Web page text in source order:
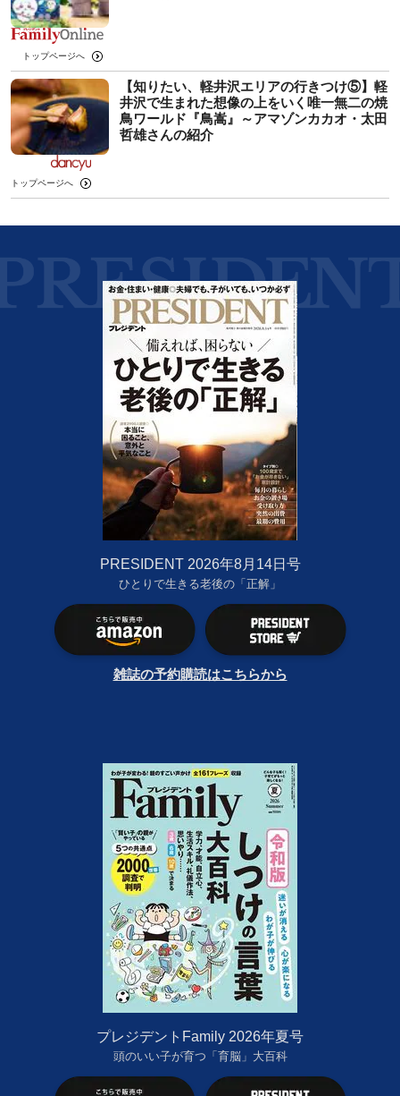
トップページへ
【知りたい、軽井沢エリアの行きつけ⑤】軽
井沢で生まれた想像の上をいく唯一無二の焼
鳥ワールド『鳥嵩』～アマゾンカカオ・太田
哲雄さんの紹介
トップページへ
PRESIDENT 2026年8月14日号
ひとりで生きる老後の「正解」
雑誌の予約購読はこちらから
プレジデントFamily 2026年夏号
頭のいい子が育つ「育脳」大百科